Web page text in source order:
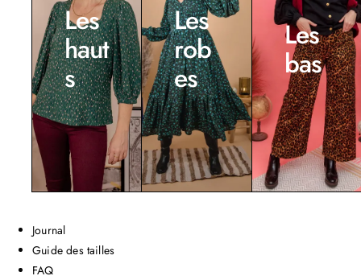
Les
haut
s
Les
rob
es
Les
bas
Journal
Guide des tailles
FAQ